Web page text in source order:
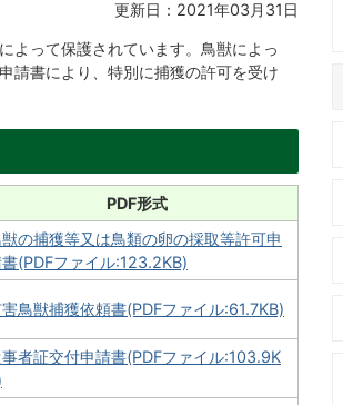
更新日：2021年03月31日
よって保護されています。鳥獣によっ
請書により、特別に捕獲の許可を受け
PDF形式
獣の捕獲等又は鳥類の卵の採取等許可申
(PDFファイル:123.2KB)
鳥獣捕獲依頼書(PDFファイル:61.7KB)
者証交付申請書(PDFファイル:103.9K